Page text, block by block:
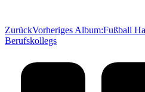
ZurückVorheriges Album:Fußball
Berufskollegs